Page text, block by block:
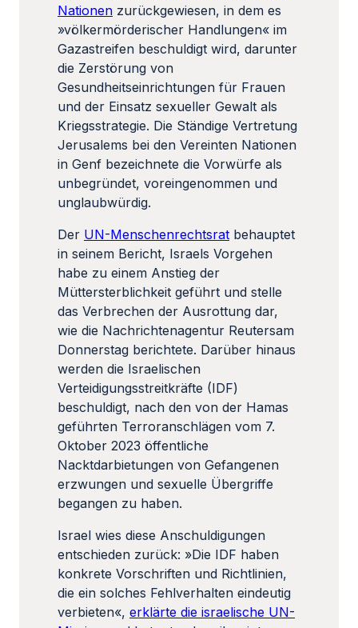
Nationen zurückgewiesen, in dem es
»völkermörderischer Handlungen« im
Gazastreifen beschuldigt wird, darunter
die Zerstörung von
Gesundheitseinrichtungen für Frauen
und der Einsatz sexueller Gewalt als
Kriegsstrategie. Die Ständige Vertretung
Jerusalems bei den Vereinten Nationen
in Genf bezeichnete die Vorwürfe als
unbegründet, voreingenommen und
unglaubwürdig.
Der UN-Menschenrechtsrat behauptet
in seinem Bericht, Israels Vorgehen
habe zu einem Anstieg der
Müttersterblichkeit geführt und stelle
das Verbrechen der Ausrottung dar,
wie die Nachrichtenagentur Reutersam
Donnerstag berichtete. Darüber hinaus
werden die Israelischen
Verteidigungsstreitkräfte (IDF)
beschuldigt, nach den von der Hamas
geführten Terroranschlägen vom 7.
Oktober 2023 öffentliche
Nacktdarbietungen von Gefangenen
erzwungen und sexuelle Übergriffe
begangen zu haben.
Israel wies diese Anschuldigungen
entschieden zurück: »Die IDF haben
konkrete Vorschriften und Richtlinien,
die ein solches Fehlverhalten eindeutig
verbieten«, erklärte die israelische UN-